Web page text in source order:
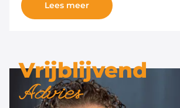
Lees meer
Vrijblijvend
Advies